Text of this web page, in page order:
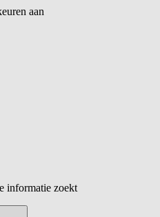
informatie zoekt
aan